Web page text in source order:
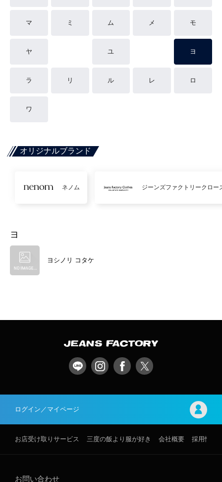
マ ミ ム メ モ
ヤ ユ ヨ
ラ リ ル レ ロ
ワ
オリジナルブランド
ネノム ジーンズファクトリークロー
ヨ
ヨシノリ コタケ
ログイン／マイページ
お店受け取りサービス 三度の飯より服が好き 会社概要 採用情報
お問い合わせ